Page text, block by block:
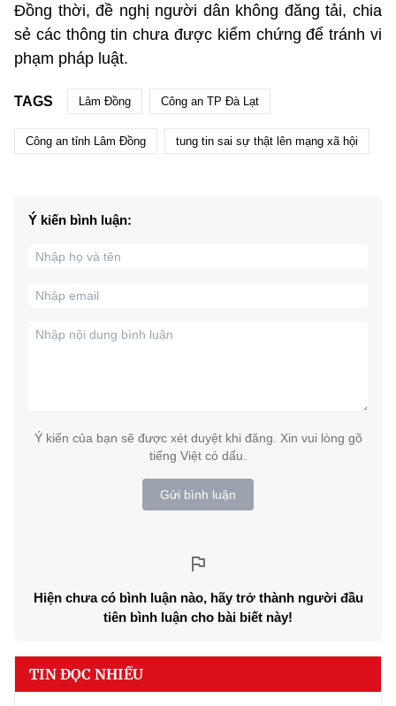
Đồng thời, đề nghị người dân không đăng tải, chia
sẻ các thông tin chưa được kiểm chứng để tránh vi
phạm pháp luật.
TAGS Lâm Đồng Công an TP Đà Lạt
Công an tỉnh Lâm Đồng tung tin sai sự thật lên mạng xã hội
Ý kiến bình luận:
Ý kiến của bạn sẽ được xét duyệt khi đăng. Xin vui lòng gõ
tiếng Việt có dấu.
Gửi bình luận
Hiện chưa có bình luận nào, hãy trở thành người đầu
tiên bình luận cho bài biết này!
TIN ĐỌC NHIỀU